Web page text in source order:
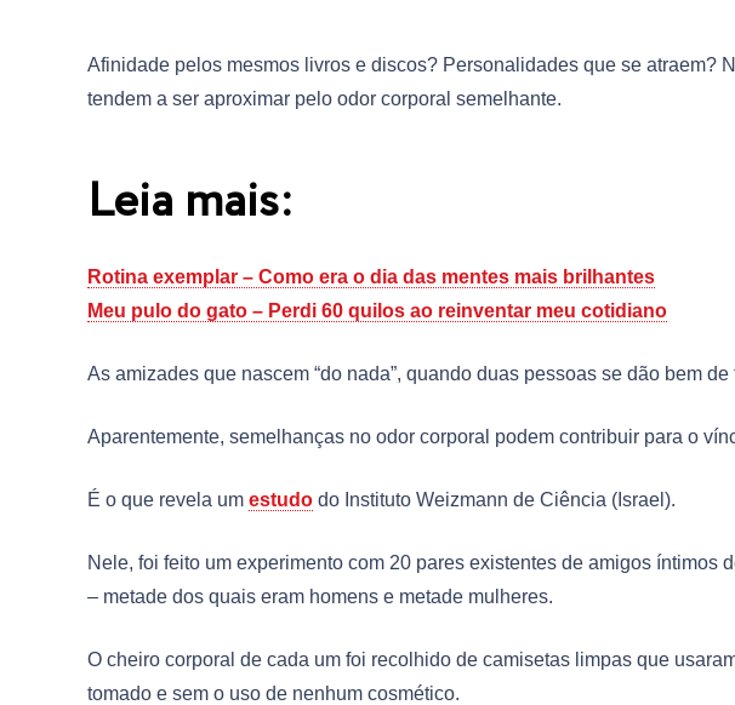
Afinidade pelos mesmos livros e discos? Personalidades que se atraem?
tendem a ser aproximar pelo odor corporal semelhante.
Leia mais:
Rotina exemplar – Como era o dia das mentes mais brilhantes
Meu pulo do gato – Perdi 60 quilos ao reinventar meu cotidiano
As amizades que nascem “do nada”, quando duas pessoas se dão bem
Aparentemente, semelhanças no odor corporal podem contribuir para o
É o que revela um estudo do Instituto Weizmann de Ciência (Israel).
Nele, foi feito um experimento com 20 pares existentes de amigos íntimos
– metade dos quais eram homens e metade mulheres.
O cheiro corporal de cada um foi recolhido de camisetas limpas que
tomado e sem o uso de nenhum cosmético.